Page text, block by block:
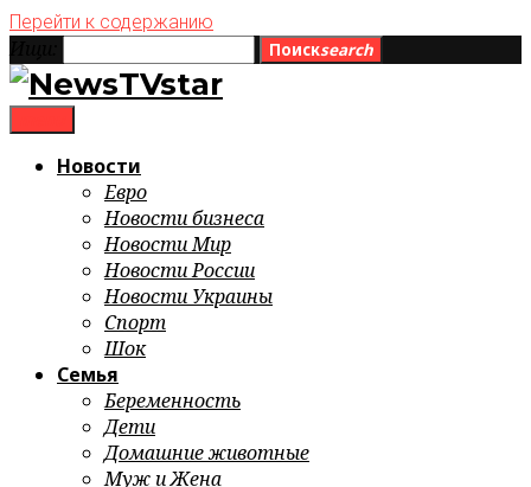
Перейти к содержанию
Поискsearch
Новости
Евро
Новости бизнеса
Новости Мир
Новости России
Новости Украины
Спорт
Шок
Семья
Беременность
Дети
Домашние животные
Муж и Жена